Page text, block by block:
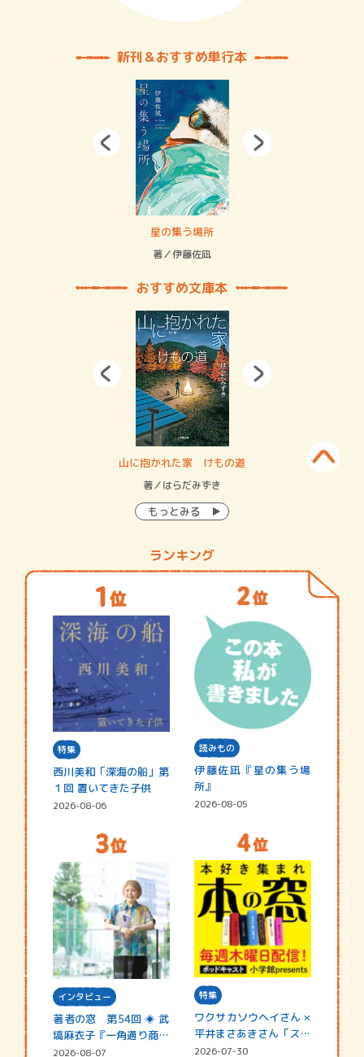
新刊＆おすすめ単行本
星の集う場所
著／伊藤佐凪
おすすめ文庫本
山に抱かれた家 けもの道
著／はらだみずき
もっとみる
ランキング
特集
西川美和「深海の船」第
１回 置いてきた子供
2026-08-06
読みもの
伊藤佐凪『星の集う場
所』
2026-08-05
インタビュー
著者の窓 第54回 ◈ 武
塙麻衣子『一角通り商店
街の…
2026-08-07
特集
ワクサカソウヘイさん ×
平井まさあきさん「スペ
シャ…
2026-07-30